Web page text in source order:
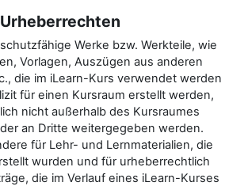
Werke bzw. Werkteile, wie
Vorlagen, Auszügen aus anderen
die im iLearn-Kurs verwendet werden
für einen Kursraum erstellt werden,
nicht außerhalb des Kursraumes
an Dritte weitergegeben werden.
für Lehr- und Lernmaterialien, die
wurden und für urheberrechtlich
die im Verlauf eines iLearn-Kurses